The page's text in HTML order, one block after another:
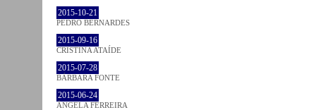
2015-10-21
PEDRO BERNARDES
2015-09-16
CRISTINA ATAÍDE
2015-07-28
BÁRBARA FONTE
2015-06-24
ÂNGELA FERREIRA